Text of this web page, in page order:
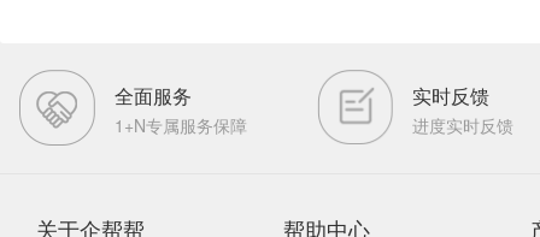
全面服务
1+N专属服务保障
实时反馈
进度实时反馈
关于企帮帮 帮助中心